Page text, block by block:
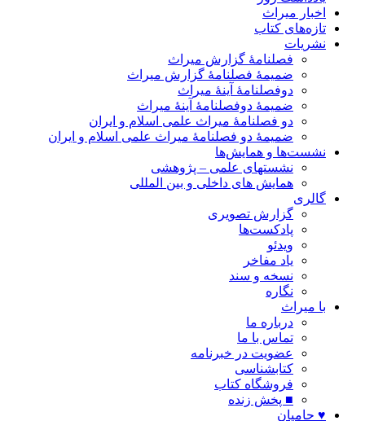
اخبار میراث
تازه‌های کتاب
نشریات
فصلنامۀ گزارش میراث
ضمیمۀ فصلنامۀ گزارش میراث
دوفصلنامۀ آینۀ میراث
ضمیمۀ دوفصلنامۀ آینۀ میراث
دو فصلنامۀ میراث علمی اسلام و ایران
ضمیمۀ دو فصلنامۀ میراث علمی اسلام و ایران
نشست‌ها و همایش‌ها
نشستهای علمی – پژوهشی
همایش های داخلی و بین المللی
گالری
گزارش تصویری
پادکست‌ها
ویدئو
یاد مفاخر
نسخه و سند
نگاره
با میراث
درباره ما
تماس با ما
عضویت در خبرنامه
کتابشناسی
فروشگاه کتاب
■ پخش زنده
♥ حامیان